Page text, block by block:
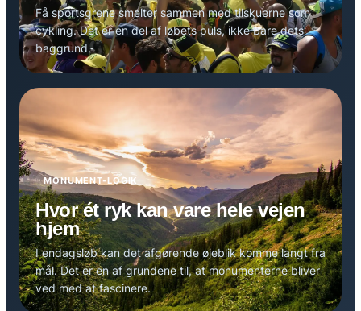
Få sportsgrene smelter sammen med tilskuerne som
cykling. Det er en del af løbets puls, ikke bare dets
baggrund.
MONUMENT-LOGIK
Hvor ét ryk kan vare hele vejen
hjem
I endagsløb kan det afgørende øjeblik komme langt fra
mål. Det er en af grundene til, at monumenterne bliver
ved med at fascinere.